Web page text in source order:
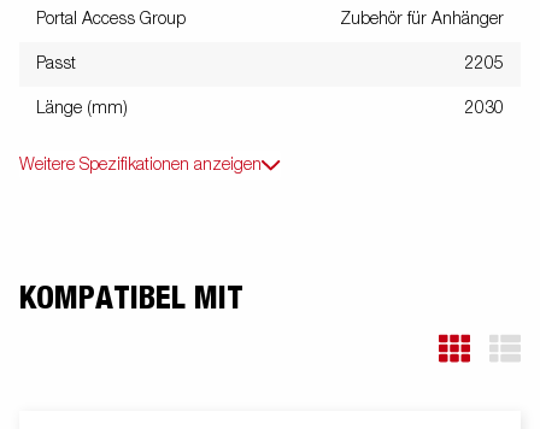
Portal Access Group Zubehör für Anhänger
Passt 2205
Länge (mm) 2030
Weitere Spezifikationen anzeigen
KOMPATIBEL MIT